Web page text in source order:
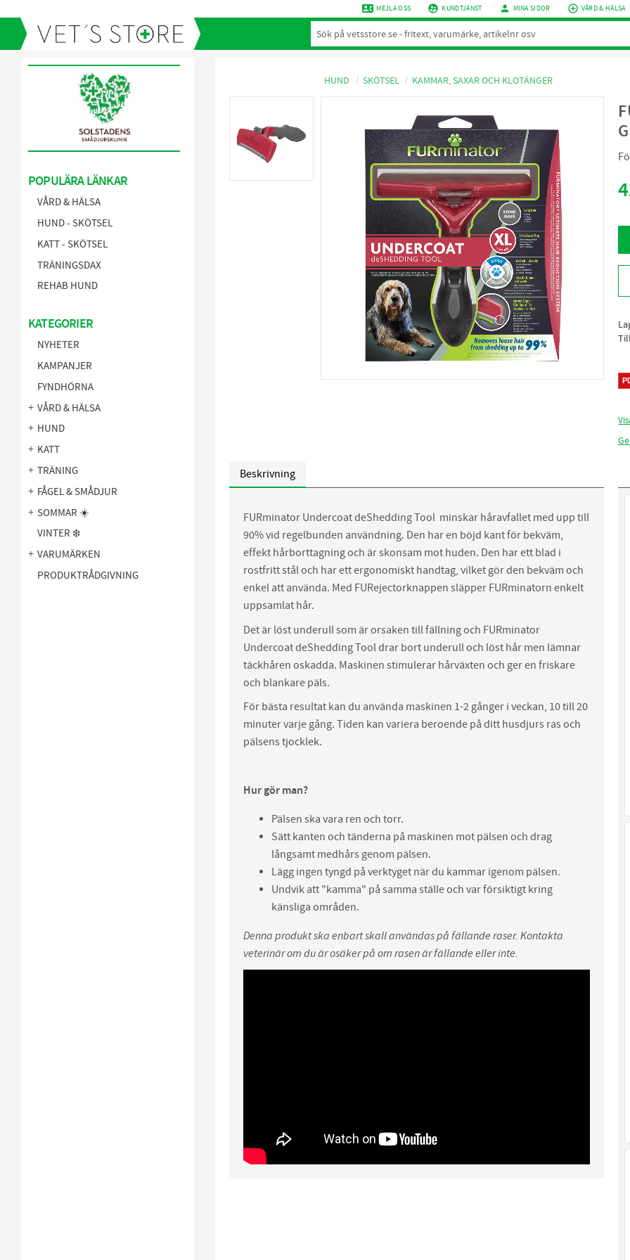
contact_phone MEJLA OSS supervised_user_circle KUNDTJÄNST person MINA SIDOR add_circle_outline VÅRD & HÄLSA
HUND SKÖTSEL KAMMAR, SAXAR OCH KLOTÄNGER
Beskrivning
FURminator Undercoat deShedding Tool minskar håravfallet med upp till
90% vid regelbunden användning. Den har en böjd kant för bekväm,
effekt hårborttagning och är skonsam mot huden. Den har ett blad i
rostfritt stål och har ett ergonomiskt handtag, vilket gör den bekväm och
enkel att använda. Med FURejectorknappen släpper FURminatorn enkelt
uppsamlat hår.
Det är löst underull som är orsaken till fällning och FURminator
Undercoat deShedding Tool drar bort underull och löst hår men lämnar
täckhåren oskadda. Maskinen stimulerar hårväxten och ger en friskare
och blankare päls.
För bästa resultat kan du använda maskinen 1-2 gånger i veckan, 10 till 20
minuter varje gång. Tiden kan variera beroende på ditt husdjurs ras och
pälsens tjocklek.
Hur gör man?
Pälsen ska vara ren och torr.
Sätt kanten och tänderna på maskinen mot pälsen och drag
långsamt medhårs genom pälsen.
Lägg ingen tyngd på verktyget när du kammar igenom pälsen.
Undvik att "kamma" på samma ställe och var försiktigt kring
känsliga områden.
Denna produkt ska enbart skall användas på fällande raser. Kontakta
veterinär om du är osäker på om rasen är fällande eller inte.
POPULÄRA LÄNKAR
VÅRD & HÄLSA
HUND - SKÖTSEL
KATT - SKÖTSEL
TRÄNINGSDAX
REHAB HUND
KATEGORIER
NYHETER
KAMPANJER
FYNDHÖRNA
VÅRD & HÄLSA
HUND
KATT
TRÄNING
FÅGEL & SMÅDJUR
SOMMAR ☀️
VINTER ❄️
VARUMÄRKEN
PRODUKTRÅDGIVNING